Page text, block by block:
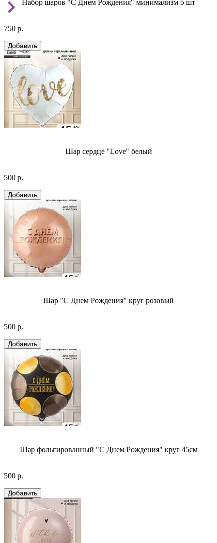
Набор шаров "С Днем Рождения" минимализм 5 шт
750 р.
Шар сердце "Love" белый
500 р.
Шар "С Днем Рождения" круг розовый
500 р.
Шар фольгированный "С Днем Рождения" круг 45см
500 р.